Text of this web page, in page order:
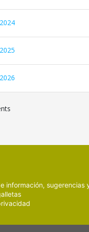
2024
2025
2026
información, sugerencias